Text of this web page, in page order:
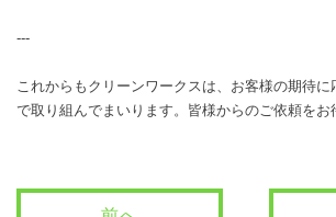
---
これからもクリーンワークスは、お客様の期待に
で取り組んでまいります。皆様からのご依頼をお